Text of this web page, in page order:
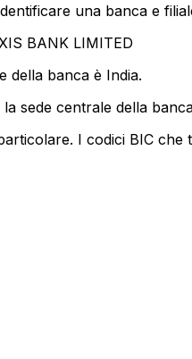
una banca e
BANK LIMITED
della banca è India.
sede centrale della
I codici BIC